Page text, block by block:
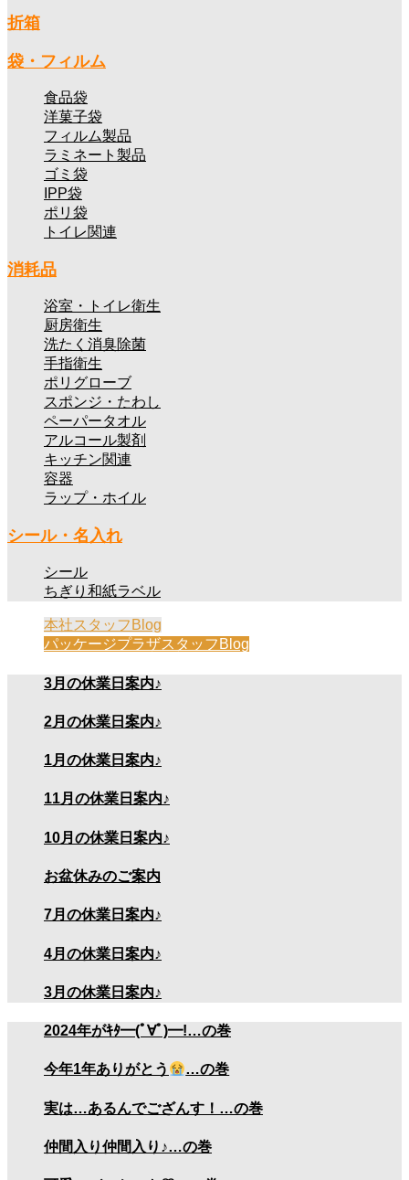
折箱
袋・フィルム
食品袋
洋菓子袋
フィルム製品
ラミネート製品
ゴミ袋
IPP袋
ポリ袋
トイレ関連
消耗品
浴室・トイレ衛生
厨房衛生
洗たく消臭除菌
手指衛生
ポリグローブ
スポンジ・たわし
ペーパータオル
アルコール製剤
キッチン関連
容器
ラップ・ホイル
シール・名入れ
シール
ちぎり和紙ラベル
本社スタッフBlog
パッケージプラザスタッフBlog
3月の休業日案内♪
2月の休業日案内♪
1月の休業日案内♪
11月の休業日案内♪
10月の休業日案内♪
お盆休みのご案内
7月の休業日案内♪
4月の休業日案内♪
3月の休業日案内♪
2024年がｷﾀ━(ﾟ∀ﾟ)━!…の巻
今年1年ありがとう …の巻
実は…あるんでござんす！…の巻
仲間入り仲間入り♪…の巻